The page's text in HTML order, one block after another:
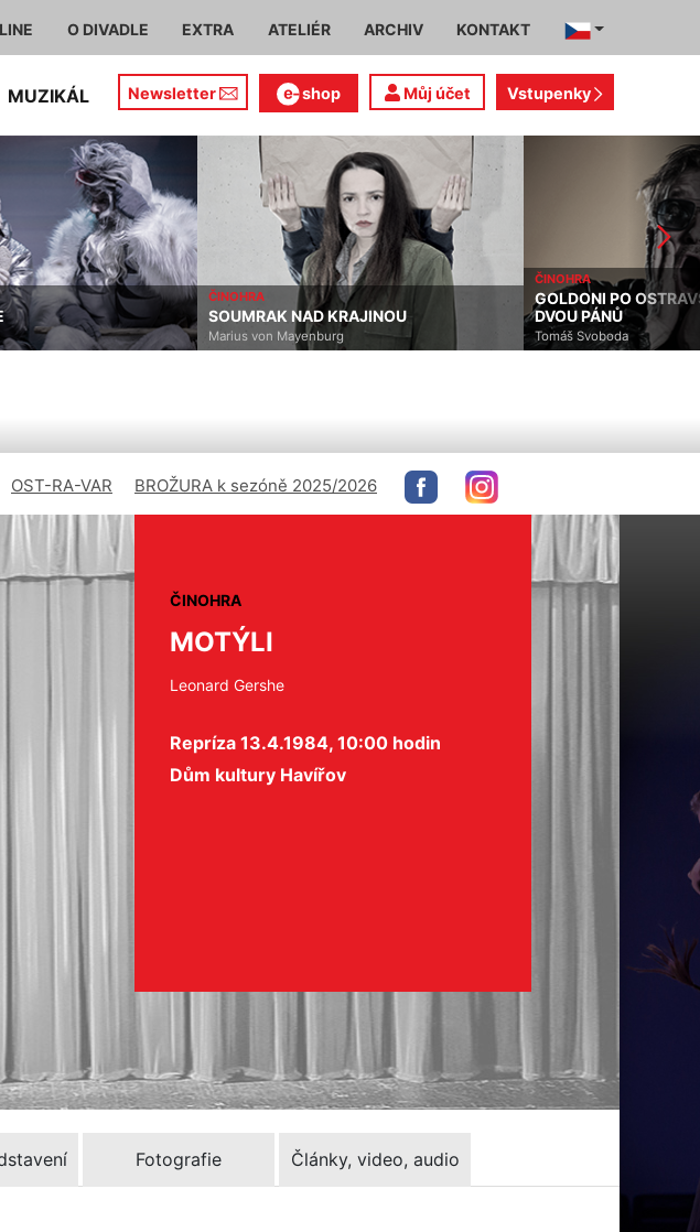
O DIVADLE EXTRA ATELIÉR ARCHIV KONTAKT
MUZIKÁL Newsletter shop Můj účet Vstupenky
ČINOHRA
SOUMRAK NAD KRAJINOU
Marius von Mayenburg
ČINOHRA
GOLDONI PO
DVOU PÁNŮ
Tomáš Svoboda
OST-RA-VAR BROŽURA k sezóně 2025/2026
ČINOHRA
MOTÝLI
Leonard Gershe
Repríza 13.4.1984, 10:00 hodin
Dům kultury Havířov
Fotografie Články, video, audio